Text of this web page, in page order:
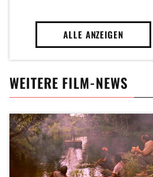
ALLE ANZEIGEN
WEITERE FILM-NEWS